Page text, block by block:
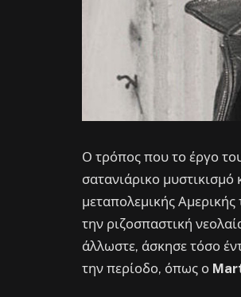
Ο τρόπος που το έργο
σατανιάρικο
μεταπολεμικής
την ριζοσπαστική
άλλωστε, άσκησε τόσο
την περίοδο, όπως ο